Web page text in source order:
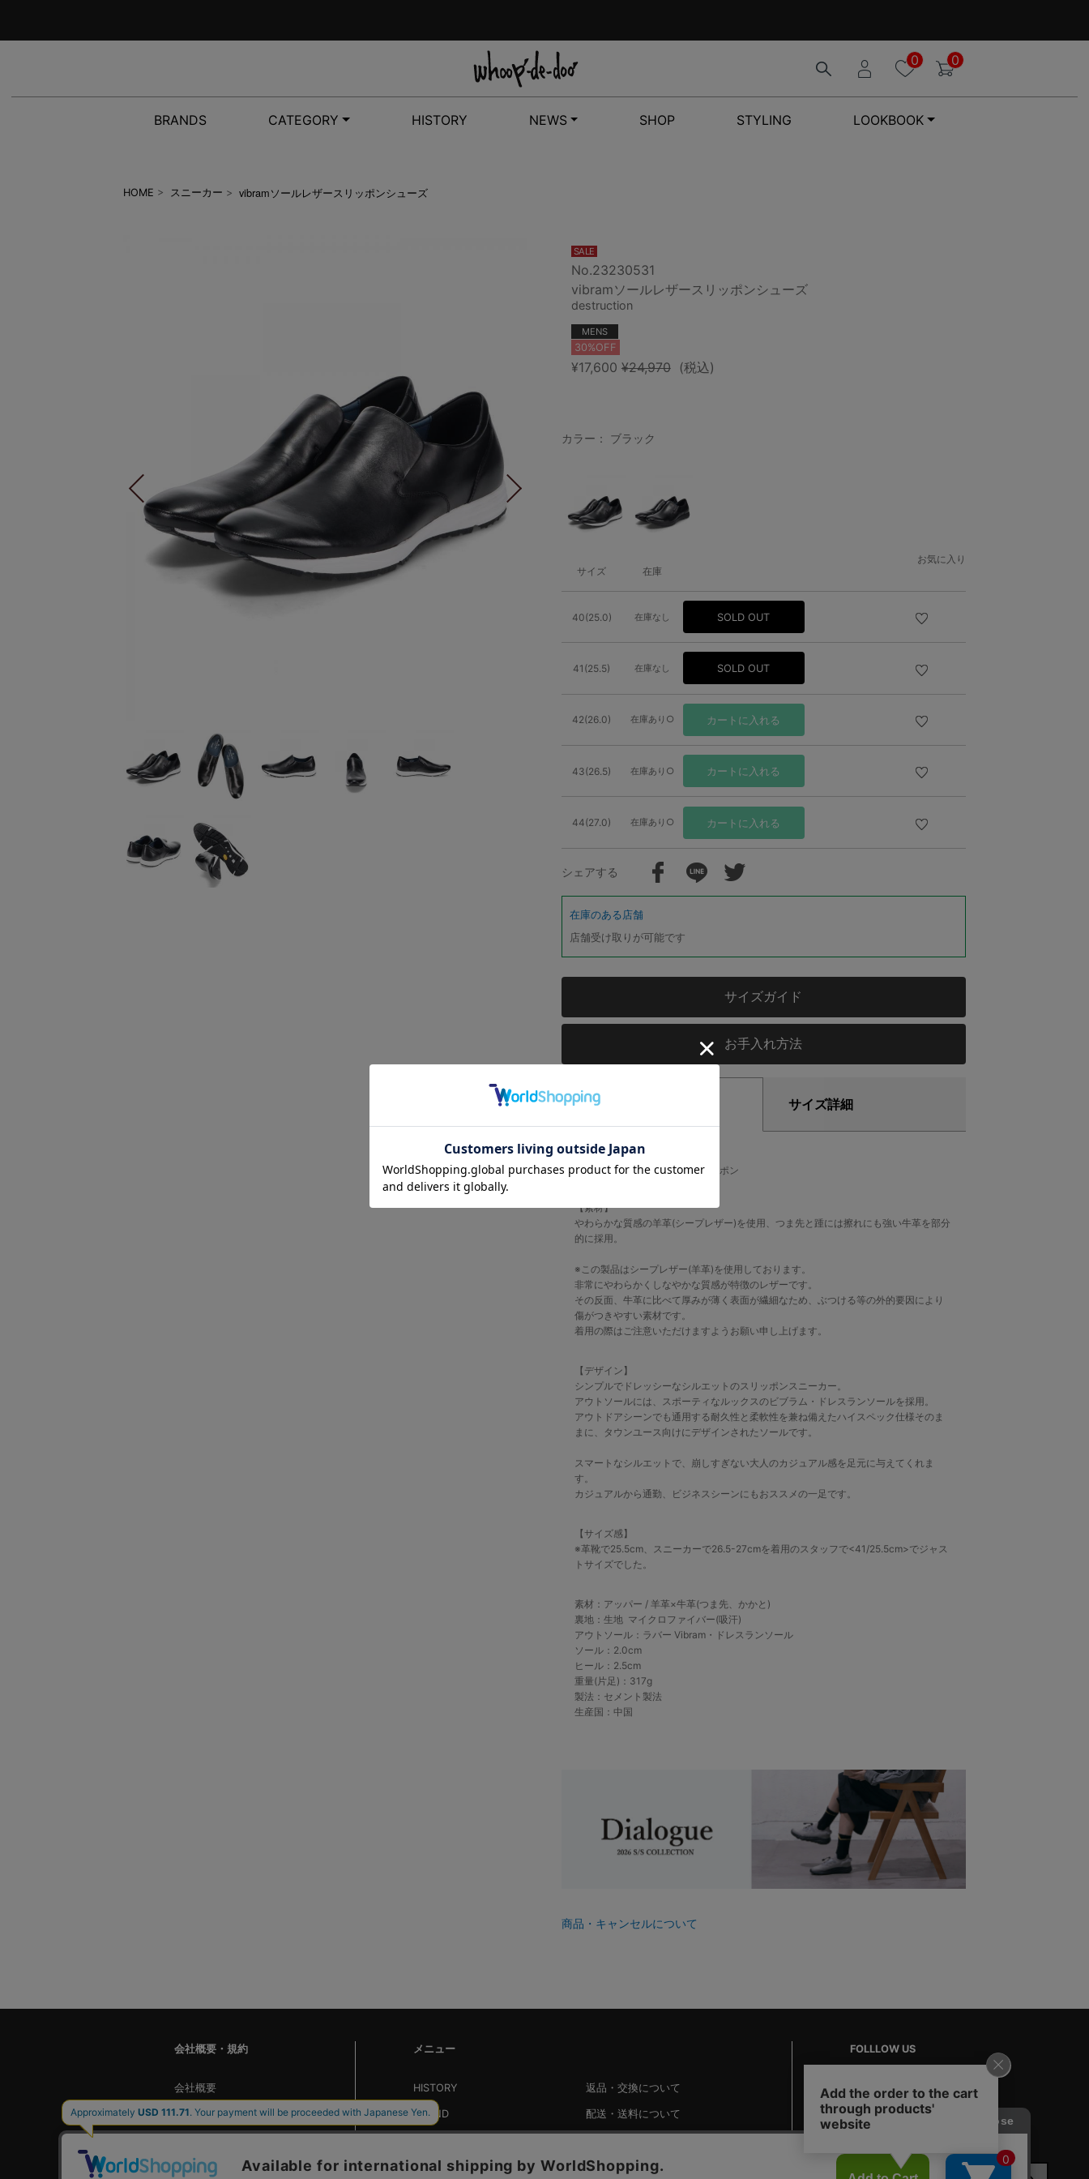
0 0
BRANDS CATEGORY HISTORY NEWS SHOP STYLING LOOKBOOK
HOME > スニーカー > vibramソールレザースリッポンシューズ
SALE
No.23230531
vibramソールレザースリッポンシューズ
destruction
MENS
30%OFF
¥17,600 ¥24,970 (税込)
カラー： ブラック
サイズ 在庫
お気に入り
40(25.0) 在庫なし SOLD OUT
41(25.5) 在庫なし SOLD OUT
42(26.0) 在庫あり○ カートに入れる
43(26.5) 在庫あり○ カートに入れる
44(27.0) 在庫あり○ カートに入れる
シェアする
在庫のある店舗
店舗受け取りが可能です
サイズガイド
お手入れ方法
商品説明 サイズ詳細
Shoes No.23230531
Vibram Dress runソール・スリッポン
【素材】
やわらかな質感の羊革(シープレザー)を使用、つま先と踵には擦れにも強い牛革を部分
的に採用。
※この製品はシープレザー(羊革)を使用しております。
非常にやわらかくしなやかな質感が特徴のレザーです。
その反面、牛革に比べて厚みが薄く表面が繊細なため、ぶつける等の外的要因により
傷がつきやすい素材です。
着用の際はご注意いただけますようお願い申し上げます。
【デザイン】
シンプルでドレッシーなシルエットのスリッポンスニーカー。
アウトソールには、スポーティなルックスのビブラム・ドレスランソールを採用。
アウトドアシーンでも通用する耐久性と柔軟性を兼ね備えたハイスペック仕様そのま
まに、タウンユース向けにデザインされたソールです。
スマートなシルエットで、崩しすぎない大人のカジュアル感を足元に与えてくれま
す。
カジュアルから通勤、ビジネスシーンにもおススメの一足です。
【サイズ感】
※革靴で25.5cm、スニーカーで26.5-27cmを着用のスタッフで<41/25.5cm>でジャス
トサイズでした。
素材：アッパー / 羊革×牛革(つま先、かかと)
裏地：生地 マイクロファイバー(吸汗)
アウトソール：ラバー Vibram・ドレスランソール
ソール：2.0cm
ヒール：2.5cm
重量(片足)：317g
製法：セメント製法
生産国：中国
商品・キャンセルについて
会社概要・規約
会社概要
ご利用ガイド
個人情報保護方針
メニュー
HISTORY
BRAND
TOPICS
返品・交換について
配送・送料について
PRESS
FOLLLOW US